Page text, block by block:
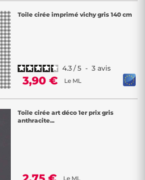
Toile cirée imprimé vichy gris 140 cm
4.3/5 - 3 avis
3,90 € Le ML
Toile cirée art déco 1er prix gris
anthracite...
Le ML